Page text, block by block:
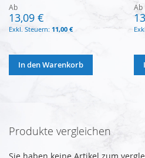
Ab
13,09 €
11,00 €
In den Warenkorb
Ab
Produkte vergleichen